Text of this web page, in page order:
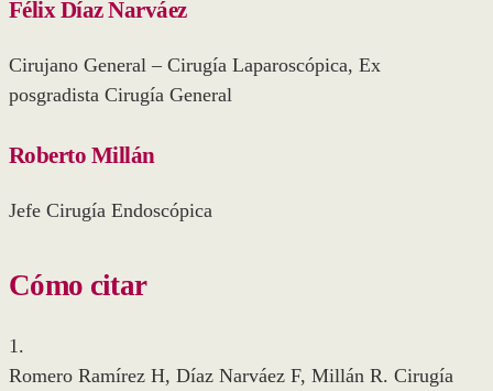
Félix Díaz Narváez
Cirujano General – Cirugía Laparoscópica, Ex
posgradista Cirugía General
Roberto Millán
Jefe Cirugía Endoscópica
Cómo citar
1.
Romero Ramírez H, Díaz Narváez F, Millán R. Cirugía